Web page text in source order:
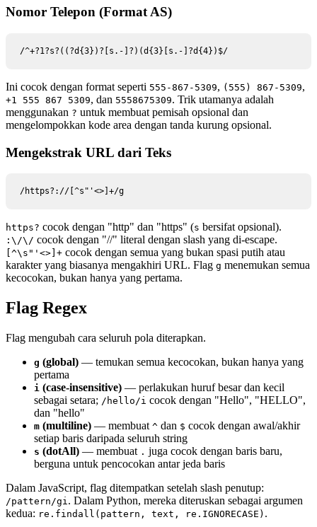
Nomor Telepon (Format AS)
/^+?1?s?((?d{3})?[s.-]?)(d{3}[s.-]?d{4})$/
Ini cocok dengan format seperti 555-867-5309, (555) 867-5309,
+1 555 867 5309, dan 5558675309. Trik utamanya adalah
menggunakan ? untuk membuat pemisah opsional dan
mengelompokkan kode area dengan tanda kurung opsional.
Mengekstrak URL dari Teks
/https?://[^s"'<>]+/g
https? cocok dengan "http" dan "https" (s bersifat opsional).
:\/\/ cocok dengan "//" literal dengan slash yang di-escape.
[^\s"'<>]+ cocok dengan semua yang bukan spasi putih atau
karakter yang biasanya mengakhiri URL. Flag g menemukan semua
kecocokan, bukan hanya yang pertama.
Flag Regex
Flag mengubah cara seluruh pola diterapkan.
g (global) — temukan semua kecocokan, bukan hanya yang
pertama
i (case-insensitive) — perlakukan huruf besar dan kecil
sebagai setara; /hello/i cocok dengan "Hello", "HELLO",
dan "hello"
m (multiline) — membuat ^ dan $ cocok dengan awal/akhir
setiap baris daripada seluruh string
s (dotAll) — membuat . juga cocok dengan baris baru,
berguna untuk pencocokan antar jeda baris
Dalam JavaScript, flag ditempatkan setelah slash penutup:
/pattern/gi. Dalam Python, mereka diteruskan sebagai argumen
kedua: re.findall(pattern, text, re.IGNORECASE) .